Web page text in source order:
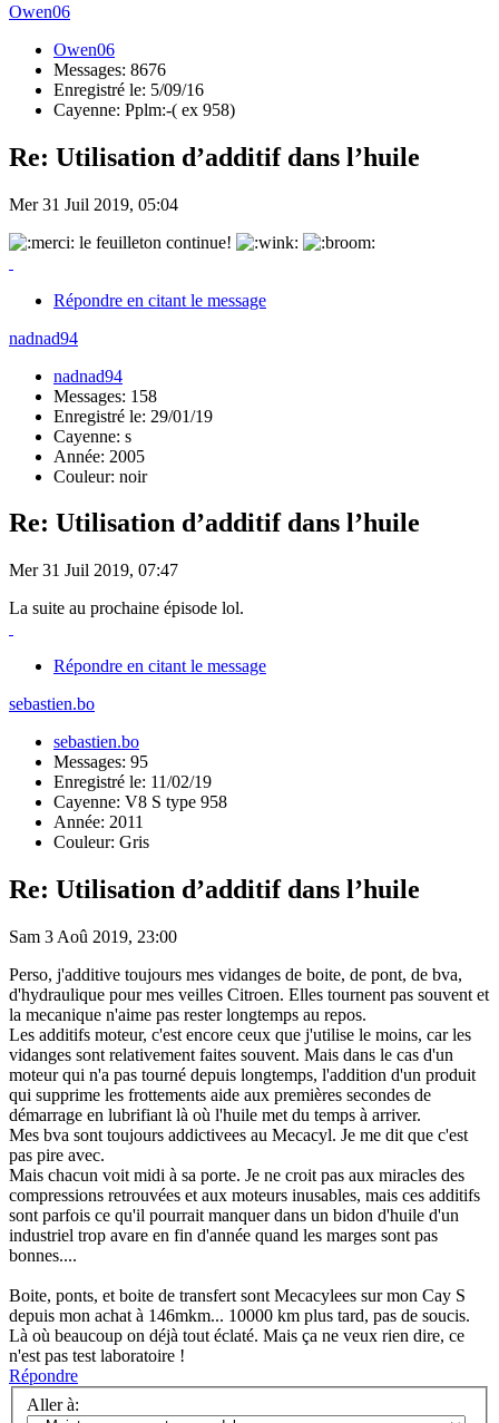
Owen06
Owen06
Messages: 8676
Enregistré le: 5/09/16
Cayenne: Pplm:-( ex 958)
Re: Utilisation d’additif dans l’huile
Mer 31 Juil 2019, 05:04
le feuilleton continue!
Répondre en citant le message
nadnad94
nadnad94
Messages: 158
Enregistré le: 29/01/19
Cayenne: s
Année: 2005
Couleur: noir
Re: Utilisation d’additif dans l’huile
Mer 31 Juil 2019, 07:47
La suite au prochaine épisode lol.
Répondre en citant le message
sebastien.bo
sebastien.bo
Messages: 95
Enregistré le: 11/02/19
Cayenne: V8 S type 958
Année: 2011
Couleur: Gris
Re: Utilisation d’additif dans l’huile
Sam 3 Aoû 2019, 23:00
Perso, j'additive toujours mes vidanges de boite, de pont, de bva,
d'hydraulique pour mes veilles Citroen. Elles tournent pas souvent et
la mecanique n'aime pas rester longtemps au repos.
Les additifs moteur, c'est encore ceux que j'utilise le moins, car les
vidanges sont relativement faites souvent. Mais dans le cas d'un
moteur qui n'a pas tourné depuis longtemps, l'addition d'un produit
qui supprime les frottements aide aux premières secondes de
démarrage en lubrifiant là où l'huile met du temps à arriver.
Mes bva sont toujours addictivees au Mecacyl. Je me dit que c'est
pas pire avec.
Mais chacun voit midi à sa porte. Je ne croit pas aux miracles des
compressions retrouvées et aux moteurs inusables, mais ces additifs
sont parfois ce qu'il pourrait manquer dans un bidon d'huile d'un
industriel trop avare en fin d'année quand les marges sont pas
bonnes....
Boite, ponts, et boite de transfert sont Mecacylees sur mon Cay S
depuis mon achat à 146mkm... 10000 km plus tard, pas de soucis.
Là où beaucoup on déjà tout éclaté. Mais ça ne veux rien dire, ce
n'est pas test laboratoire !
Répondre
Aller à: